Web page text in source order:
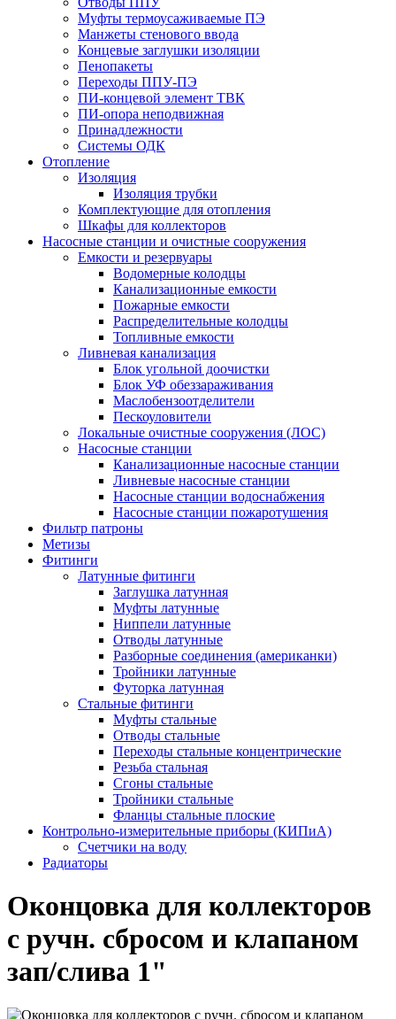
Муфты термоусаживаемые ПЭ
Манжеты стенового ввода
Концевые заглушки изоляции
Пенопакеты
Переходы ППУ-ПЭ
ПИ-концевой элемент ТВК
ПИ-опора неподвижная
Принадлежности
Системы ОДК
Отопление
Изоляция
Изоляция трубки
Комплектующие для отопления
Шкафы для коллекторов
Насосные станции и очистные сооружения
Емкости и резервуары
Водомерные колодцы
Канализационные емкости
Пожарные емкости
Распределительные колодцы
Топливные емкости
Ливневая канализация
Блок угольной доочистки
Блок УФ обеззараживания
Маслобензоотделители
Пескоуловители
Локальные очистные сооружения (ЛОС)
Насосные станции
Канализационные насосные станции
Ливневые насосные станции
Насосные станции водоснабжения
Насосные станции пожаротушения
Фильтр патроны
Метизы
Фитинги
Латунные фитинги
Заглушка латунная
Муфты латунные
Ниппели латунные
Отводы латунные
Разборные соединения (американки)
Тройники латунные
Футорка латунная
Стальные фитинги
Муфты стальные
Отводы стальные
Переходы стальные концентрические
Резьба стальная
Сгоны стальные
Тройники стальные
Фланцы стальные плоские
Контрольно-измерительные приборы (КИПиА)
Счетчики на воду
Радиаторы
Оконцовка для коллекторов
с ручн. сбросом и клапаном
зап/слива 1"